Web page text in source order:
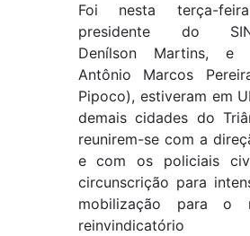
Foi nesta terça-
presidente do
Denílson Martins, e
Antônio Marcos
Pipoco), estiveram em
demais cidades do
reunirem-se com a
e com os policiais
circunscrição para
mobilização para o